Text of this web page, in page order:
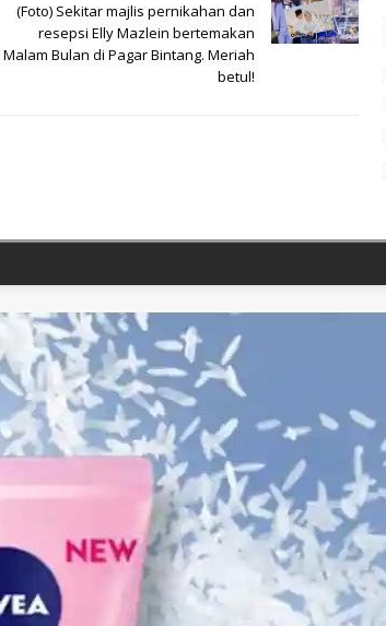
(Foto) Sekitar majlis pernikahan dan
resepsi Elly Mazlein bertemakan
Malam Bulan di Pagar Bintang. Meriah
betul!